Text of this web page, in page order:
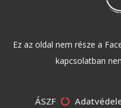
Ez az oldal nem része a
kapcsolatban
ÁSZF